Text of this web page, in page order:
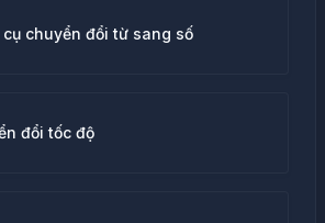
cụ chuyển đổi từ sang số
đổi tốc độ